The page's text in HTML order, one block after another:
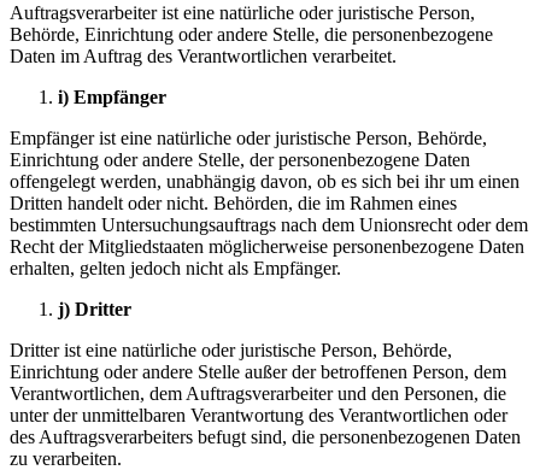
Auftragsverarbeiter ist eine natürliche oder juristische Person,
Behörde, Einrichtung oder andere Stelle, die personenbezogene
Daten im Auftrag des Verantwortlichen verarbeitet.
i) Empfänger
Empfänger ist eine natürliche oder juristische Person, Behörde,
Einrichtung oder andere Stelle, der personenbezogene Daten
offengelegt werden, unabhängig davon, ob es sich bei ihr um einen
Dritten handelt oder nicht. Behörden, die im Rahmen eines
bestimmten Untersuchungsauftrags nach dem Unionsrecht oder dem
Recht der Mitgliedstaaten möglicherweise personenbezogene Daten
erhalten, gelten jedoch nicht als Empfänger.
j) Dritter
Dritter ist eine natürliche oder juristische Person, Behörde,
Einrichtung oder andere Stelle außer der betroffenen Person, dem
Verantwortlichen, dem Auftragsverarbeiter und den Personen, die
unter der unmittelbaren Verantwortung des Verantwortlichen oder
des Auftragsverarbeiters befugt sind, die personenbezogenen Daten
zu verarbeiten.